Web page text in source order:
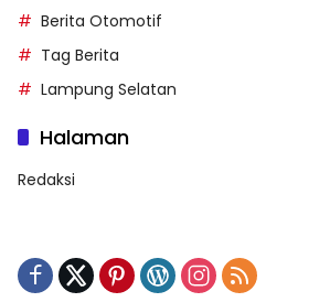
Berita Otomotif
Tag Berita
Lampung Selatan
Halaman
Redaksi